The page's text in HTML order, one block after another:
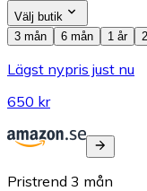
Välj butik
3 mån
6 mån 1 år
Lägst nypris just nu
650 kr
Pristrend 3 mån